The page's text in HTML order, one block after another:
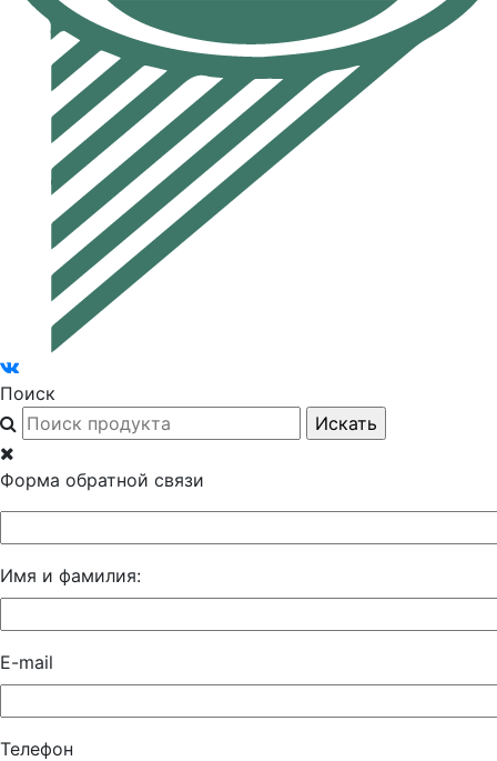
Поиск
Форма обратной связи
Имя и фамилия:
E-mail
Телефон